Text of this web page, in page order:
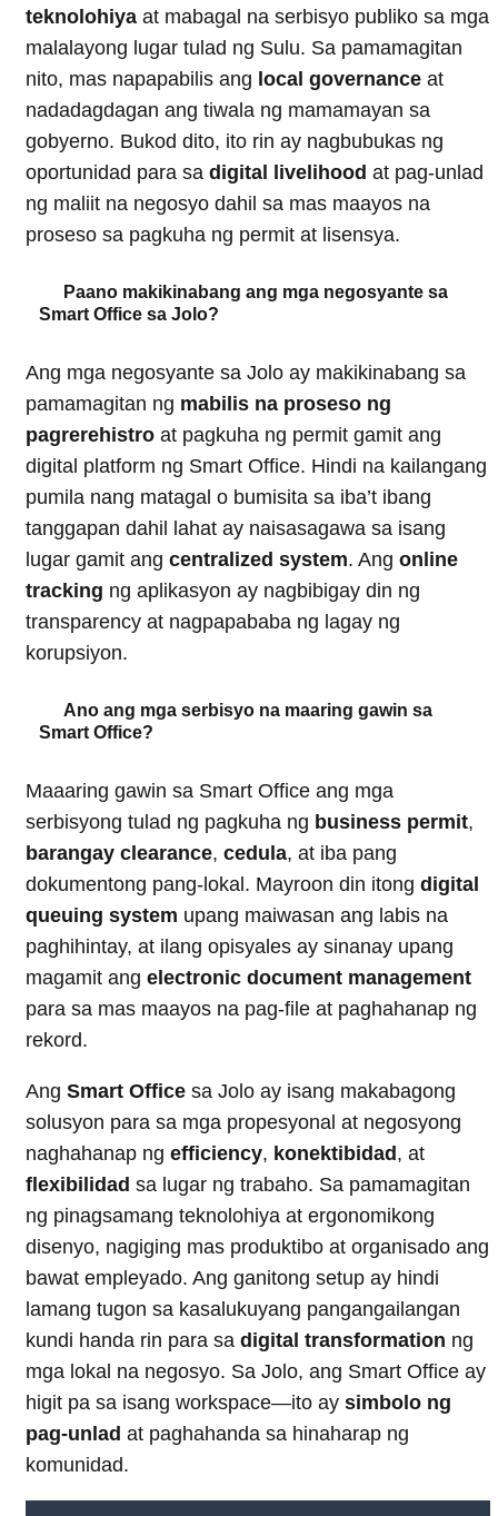
teknolohiya at mabagal na serbisyo publiko sa mga
malalayong lugar tulad ng Sulu. Sa pamamagitan
nito, mas napapabilis ang local governance at
nadadagdagan ang tiwala ng mamamayan sa
gobyerno. Bukod dito, ito rin ay nagbubukas ng
oportunidad para sa digital livelihood at pag-unlad
ng maliit na negosyo dahil sa mas maayos na
proseso sa pagkuha ng permit at lisensya.
Paano makikinabang ang mga negosyante sa
Smart Office sa Jolo?
Ang mga negosyante sa Jolo ay makikinabang sa
pamamagitan ng mabilis na proseso ng
pagrerehistro at pagkuha ng permit gamit ang
digital platform ng Smart Office. Hindi na kailangang
pumila nang matagal o bumisita sa iba’t ibang
tanggapan dahil lahat ay naisasagawa sa isang
lugar gamit ang centralized system. Ang online
tracking ng aplikasyon ay nagbibigay din ng
transparency at nagpapababa ng lagay ng
korupsiyon.
Ano ang mga serbisyo na maaring gawin sa
Smart Office?
Maaaring gawin sa Smart Office ang mga
serbisyong tulad ng pagkuha ng business permit,
barangay clearance, cedula, at iba pang
dokumentong pang-lokal. Mayroon din itong digital
queuing system upang maiwasan ang labis na
paghihintay, at ilang opisyales ay sinanay upang
magamit ang electronic document management
para sa mas maayos na pag-file at paghahanap ng
rekord.
Ang Smart Office sa Jolo ay isang makabagong
solusyon para sa mga propesyonal at negosyong
naghahanap ng efficiency, konektibidad, at
flexibilidad sa lugar ng trabaho. Sa pamamagitan
ng pinagsamang teknolohiya at ergonomikong
disenyo, nagiging mas produktibo at organisado ang
bawat empleyado. Ang ganitong setup ay hindi
lamang tugon sa kasalukuyang pangangailangan
kundi handa rin para sa digital transformation ng
mga lokal na negosyo. Sa Jolo, ang Smart Office ay
higit pa sa isang workspace—ito ay simbolo ng
pag-unlad at paghahanda sa hinaharap ng
komunidad.